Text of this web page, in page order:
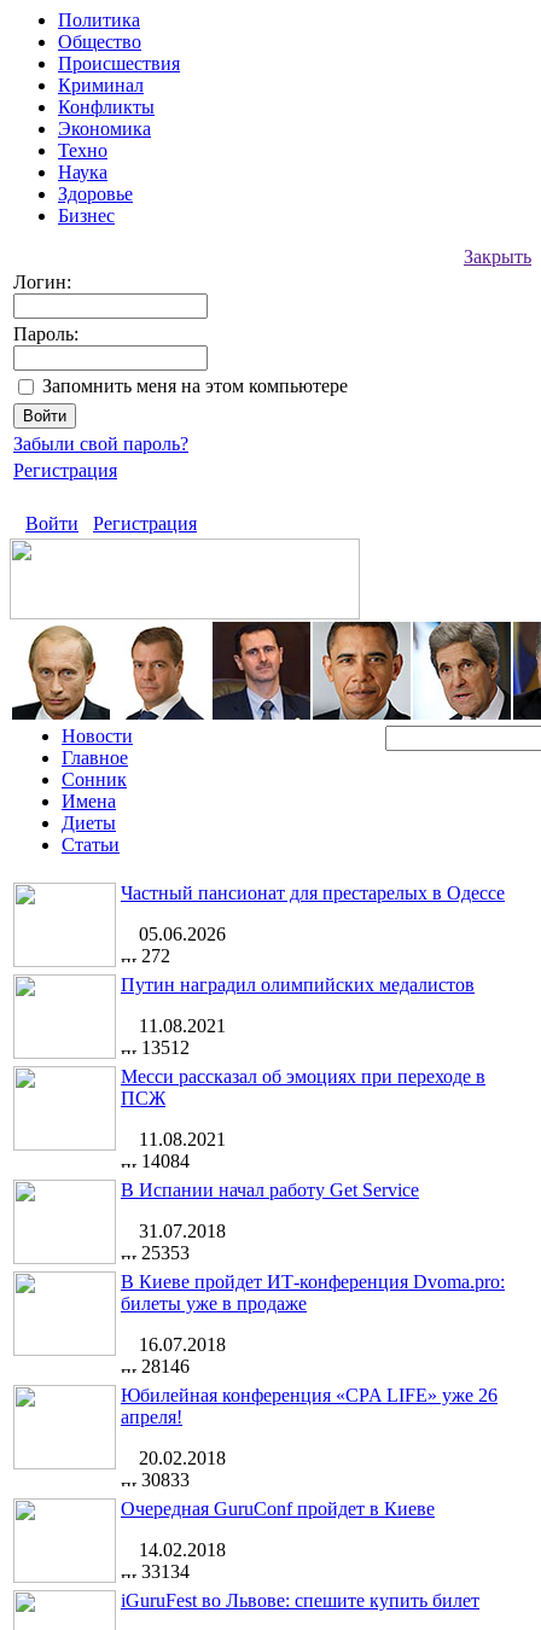
Политика
Общество
Происшествия
Криминал
Конфликты
Экономика
Техно
Наука
Здоровье
Бизнес
Закрыть
Логин:
Пароль:
Запомнить меня на этом компьютере
Забыли свой пароль?
Регистрация
Войти Регистрация
Новости
Главное
Сонник
Имена
Диеты
Статьи
Частный пансионат для престарелых в Одессе
05.06.2026
272
Путин наградил олимпийских медалистов
11.08.2021
13512
Месси рассказал об эмоциях при переходе в
ПСЖ
11.08.2021
14084
В Испании начал работу Get Service
31.07.2018
25353
В Киеве пройдет ИТ-конференция Dvoma.pro:
билеты уже в продаже
16.07.2018
28146
Юбилейная конференция «CPA LIFE» уже 26
апреля!
20.02.2018
30833
Очередная GuruConf пройдет в Киеве
14.02.2018
33134
iGuruFest во Львове: спешите купить билет